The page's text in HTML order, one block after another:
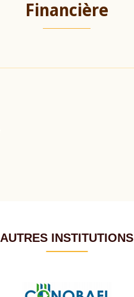
Financière
AUTRES INSTITUTIONS